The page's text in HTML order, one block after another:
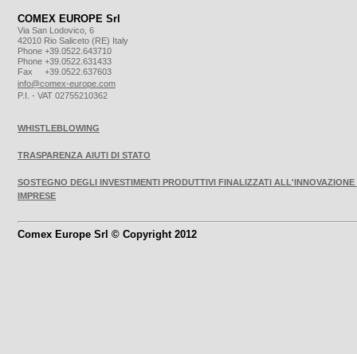
COMEX EUROPE Srl
Via San Lodovico, 6
42010 Rio Saliceto (RE) Italy
Phone +39.0522.643710
Phone +39.0522.631433
Fax +39.0522.637603
info@comex-europe.com
P.I. - VAT 02755210362
WHISTLEBLOWING
TRASPARENZA AIUTI DI STATO
SOSTEGNO DEGLI INVESTIMENTI PRODUTTIVI FINALIZZATI ALL'INNOVAZIONE
IMPRESE
Comex Europe Srl © Copyright 2012